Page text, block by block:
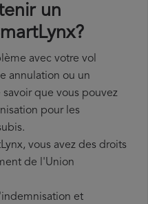
un
avec votre vol
annulation ou un
que vous pouvez
pour les
vous avez des droits
de l'Union
et